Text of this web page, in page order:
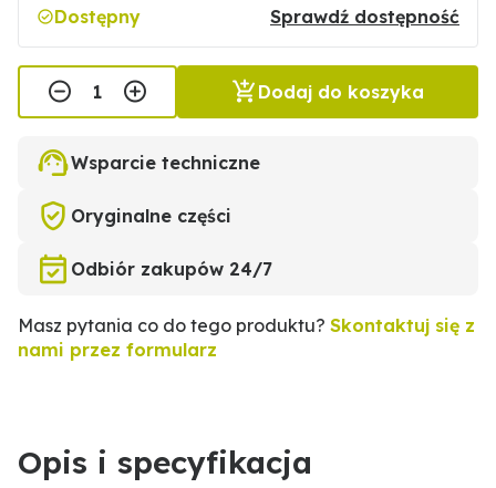
Dostępny Sprawdź dostępność
Dodaj do koszyka
Wsparcie techniczne
Oryginalne części
Odbiór zakupów 24/7
Masz pytania co do tego produktu? Skontaktuj się z
nami przez formularz
Opis i specyfikacja